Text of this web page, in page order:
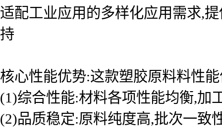
适配工业应用的多样化应用需求,
持
核心性能优势:这款塑胶原料料性
(1)综合性能:材料各项性能均衡,加
(2)品质稳定:原料纯度高,批次一致